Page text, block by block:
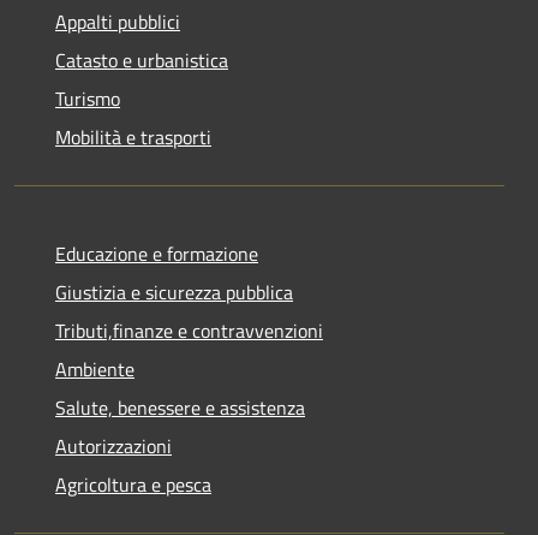
Appalti pubblici
Catasto e urbanistica
Turismo
Mobilità e trasporti
Educazione e formazione
Giustizia e sicurezza pubblica
Tributi,finanze e contravvenzioni
Ambiente
Salute, benessere e assistenza
Autorizzazioni
Agricoltura e pesca